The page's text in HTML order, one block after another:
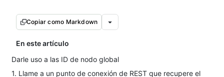
Copiar como Markdown
En este artículo
Darle uso a las ID de nodo global
1. Llame a un punto de conexión de REST que recupere el